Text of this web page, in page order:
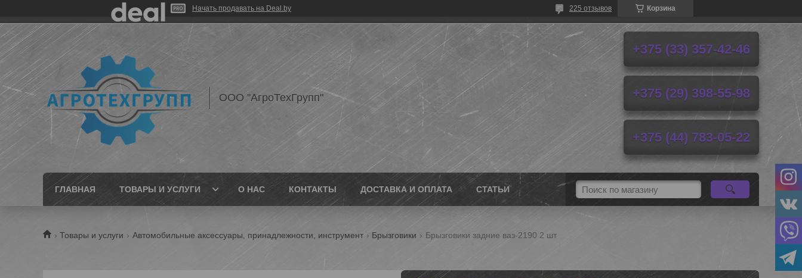
Начать продавать на Deal.by Корзина
225 отзывов
ООО "АгроТехГрупп"
+375 (33) 357-42-46
+375 (29) 398-55-98
+375 (44) 783-05-22
ГЛАВНАЯ ТОВАРЫ И УСЛУГИ О НАС КОНТАКТЫ ДОСТАВКА И ОПЛАТА СТАТЬИ
Товары и услуги Автомобильные аксессуары, принадлежности, инструмент Брызговики Брызговики задние ваз-2190 2 шт